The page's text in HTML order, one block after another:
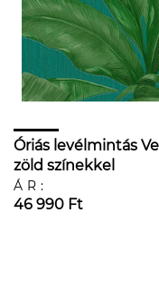
Óriás levélmintás
zöld színekkel
ÁR:
46 990 Ft